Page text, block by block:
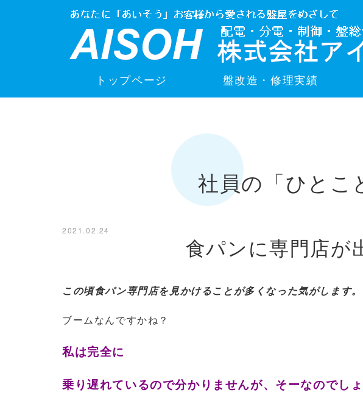
トップページ 盤改造・修理実績
社員の「ひとこ
2021.02.24
食パンに専門店が
この頃食パン専門店を見かけることが多くなった気がします。
ブームなんですかね？
私は完全に
乗り遅れているので分かりませんが、そーなのでし